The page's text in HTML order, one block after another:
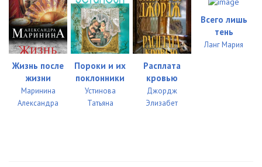
08_04_Ohota na ohotnikov 26:17
08_05_Ohota na ohotnikov 26:08
08_06_Ohota na ohotnikov
09_01_Effekt bumeranga
09_02_Effekt bumeranga
Жизнь после
жизни
Маринина
Александра
Пороки и их
поклонники
Устинова
Татьяна
Расплата
кровью
Джордж
Элизабет
Всего лишь
тень
Ланг Мария